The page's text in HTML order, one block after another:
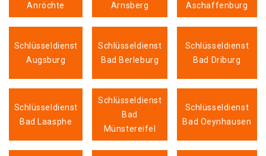
Anröchte
Arnsberg
Aschaffenburg
Schlüsseldienst
Augsburg
Schlüsseldienst
Bad Berleburg
Schlüsseldienst
Bad Driburg
Schlüsseldienst
Bad Laasphe
Schlüsseldienst
Bad
Münstereifel
Schlüsseldienst
Bad Oeynhausen